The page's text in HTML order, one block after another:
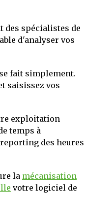
des spécialistes de
d'analyser vos
fait simplement.
saisissez vos
exploitation
temps à
des heures
la mécanisation
votre logiciel de